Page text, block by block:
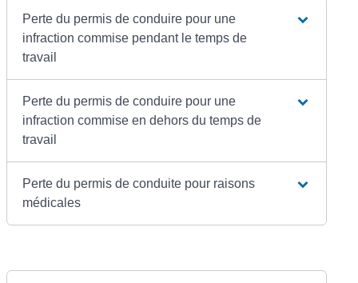
Perte du permis de conduire pour une
infraction commise pendant le temps de
travail
Perte du permis de conduire pour une
infraction commise en dehors du temps de
travail
Perte du permis de conduite pour raisons
médicales